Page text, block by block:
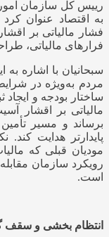
رییس کل سازمان
به اقتصاد عنوان
فشار مالیاتی بر
فرارهای مالیاتی،
سبحانیان با اشاره
مردم به‌ویژه در
ساختار بودجه و
مالیاتی بر اقشار
برساند و مسیر
پایدارتر هدایت
مودیان قبلی که
رویکرد سازمان
است.
انتظام بخشی و سقف